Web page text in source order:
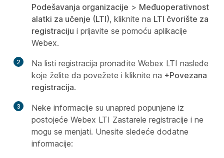
Podešavanja organizacije > Međuoperativnost
alatki za učenje (LTI), kliknite na LTI čvorište za
registraciju i prijavite se pomoću aplikacije
Webex.
2
Na listi registracija pronađite Webex LTI nasleđe
koje želite da povežete i kliknite na +Povezana
registracija.
3
Neke informacije su unapred popunjene iz
postojeće Webex LTI Zastarele registracije i ne
mogu se menjati. Unesite sledeće dodatne
informacije: